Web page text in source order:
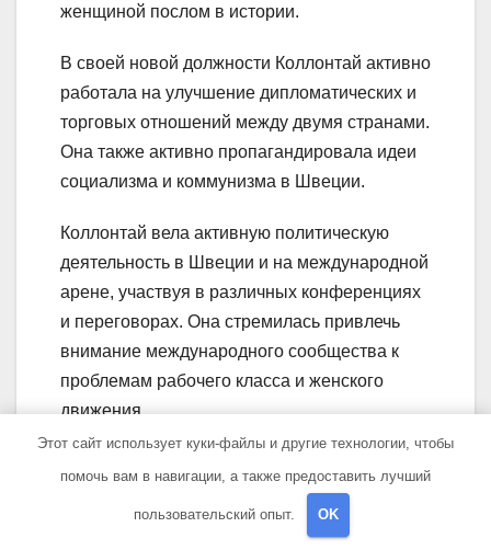
женщиной послом в истории.
В своей новой должности Коллонтай активно
работала на улучшение дипломатических и
торговых отношений между двумя странами.
Она также активно пропагандировала идеи
социализма и коммунизма в Швеции.
Коллонтай вела активную политическую
деятельность в Швеции и на международной
арене, участвуя в различных конференциях
и переговорах. Она стремилась привлечь
внимание международного сообщества к
проблемам рабочего класса и женского
движения.
Коллонтай продолжала силами своего пера
описывать свои идеи и позиции в статьях и
Этот сайт использует куки-файлы и другие технологии, чтобы
помочь вам в навигации, а также предоставить лучший
пользовательский опыт. OK